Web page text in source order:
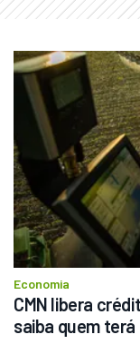
Economia
CMN libera
saiba quem